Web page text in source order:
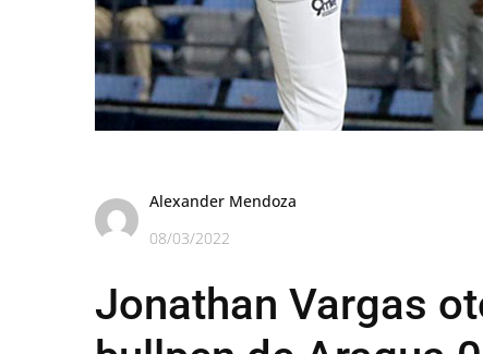
Alexander Mendoza
08/03/2022
Jonathan Vargas